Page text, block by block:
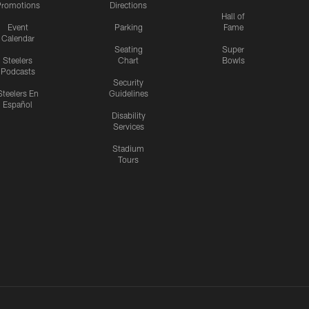
Event
Calendar
Steelers
Podcasts
En
Español
Directions
Parking
Seating
Chart
Security
Guidelines
Disability
Services
Stadium
Tours
Hall of
Fame
Super
Bowls